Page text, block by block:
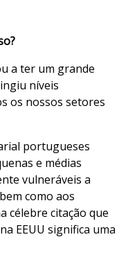
a ter um grande
níveis
os nossos setores
portugueses
e médias
vulneráveis a
como aos
célebre citação que
EEUU significa uma